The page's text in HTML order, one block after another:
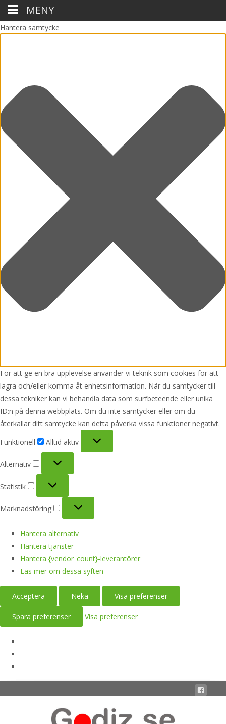
Hantera samtycke
För att ge en bra upplevelse använder vi teknik som cookies för att
lagra och/eller komma åt enhetsinformation. När du samtycker till
dessa tekniker kan vi behandla data som surfbeteende eller unika
ID:n på denna webbplats. Om du inte samtycker eller om du
återkallar ditt samtycke kan detta påverka vissa funktioner negativt.
Funktionell
Alltid aktiv
Alternativ
Statistik
Marknadsföring
Hantera alternativ
Hantera tjänster
Hantera {vendor_count}-leverantörer
Läs mer om dessa syften
Acceptera Neka Visa preferenser
Spara preferenser Visa preferenser
MENY